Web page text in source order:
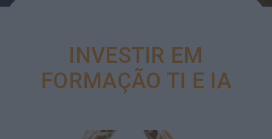
INVESTIR EM
FORMAÇÃO TI E IA